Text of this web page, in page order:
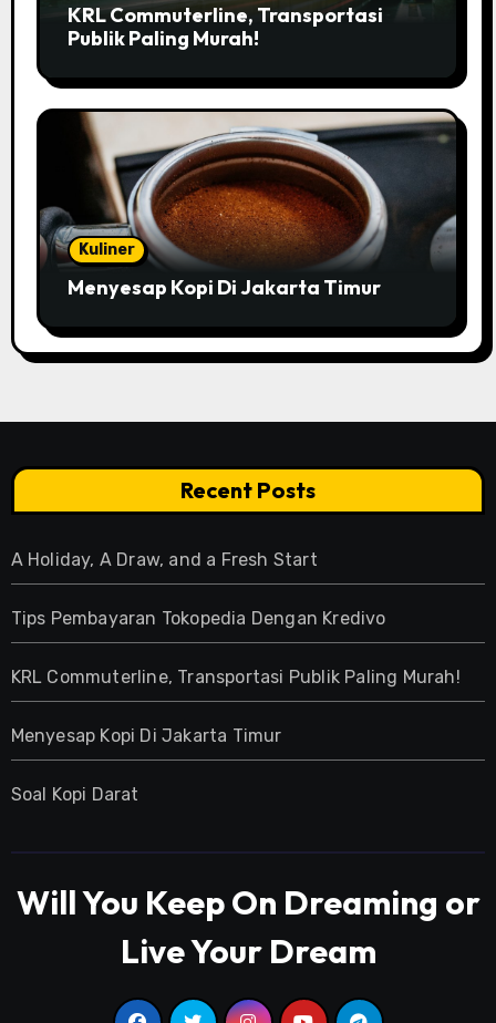
KRL Commuterline, Transportasi
Publik Paling Murah!
Kuliner
Menyesap Kopi Di Jakarta Timur
Recent Posts
A Holiday, A Draw, and a Fresh Start
Tips Pembayaran Tokopedia Dengan Kredivo
KRL Commuterline, Transportasi Publik Paling Murah!
Menyesap Kopi Di Jakarta Timur
Soal Kopi Darat
Will You Keep On Dreaming or
Live Your Dream